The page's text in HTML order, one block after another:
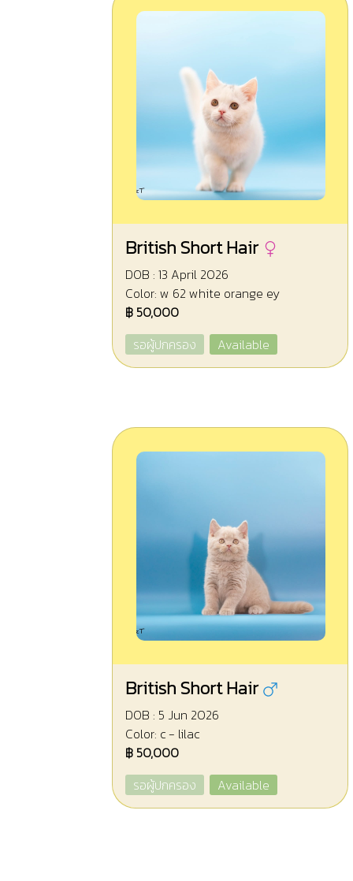
British Short Hair
DOB : 13 April 2026
Color: w 62 white orange ey
฿ 50,000
รอผู้ปกครอง
Available
British Short Hair
DOB : 5 Jun 2026
Color: c - lilac
฿ 50,000
รอผู้ปกครอง
Available